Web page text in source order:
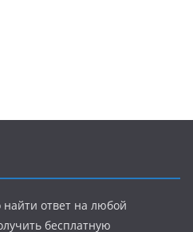
ответ на любой
бесплатную